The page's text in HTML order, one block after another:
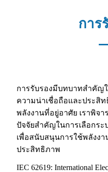
การ
การรับรองมีบทบาทสำคัญ
ความน่าเชื่อถือและประสิ
พลังงานที่อยู่อาศัย เราพิจ
ปัจจัยสำคัญในการเลือกระ
เพื่อสนับสนุนการใช้พลังงา
ประสิทธิภาพ
IEC 62619: International